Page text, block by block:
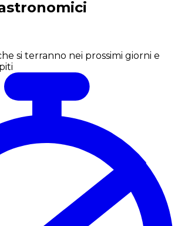
si terranno nei prossimi giorni e